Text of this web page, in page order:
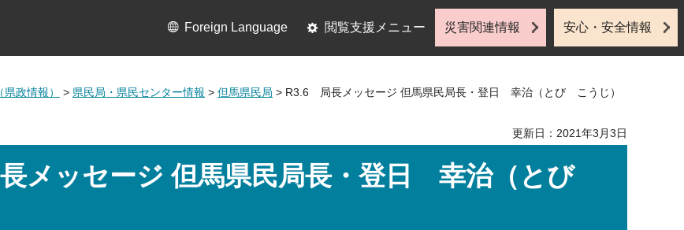
Foreign Language 閲覧支援メニュー 災害関連情報 安心・安全情報
政情報） > 県民局・県民センター情報 > 但馬県民局 > R3.6 局長メッセージ 但馬県民局長・登日 幸治（とび こうじ）
更新日：2021年3月3日
メッセージ 但馬県民局長・登日 幸治（とび